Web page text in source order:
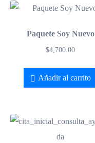
Paquete Soy Nuevo
$4,700.00
Añadir al carrito